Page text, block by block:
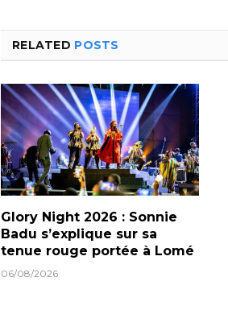
RELATED POSTS
Glory Night 2026 : Sonnie
Badu s’explique sur sa
tenue rouge portée à Lomé
06/08/2026